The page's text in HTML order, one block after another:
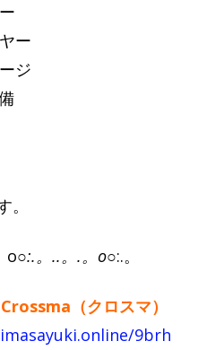
ー
ジ
o○:.。..。.。o○:.。
（クロスマ）
9brh